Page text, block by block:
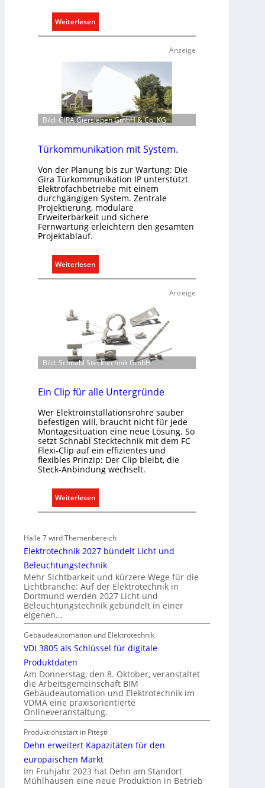
f
s
e
n
r
g
l
n
Weiterlesen
A
b
e
E
e
k
t
r
o
m
b
l
t
i
n
d
r
m
m
o
b
i
e
i
r
t
s
c
h
Anzeige
Bild: GIRA Giersiepen GmbH & Co. KG
Türkommunikation mit System.
Von der Planung bis zur Wartung: Die
Gira Türkommunikation IP unterstützt
Elektrofachbetriebe mit einem
durchgängigen System. Zentrale
Projektierung, modulare
Erweiterbarkeit und sichere
Fernwartung erleichtern den gesamten
Projektablauf.
Weiterlesen
T
o
m
m
u
i
a
t
i
o
n
m
i
S
s
t
e
m
.
Anzeige
Bild: Schnabl Stecktechnik GmbH
Ein Clip für alle Untergründe
Wer Elektroinstallationsrohre sauber
befestigen will, braucht nicht für jede
Montagesituation eine neue Lösung. So
setzt Schnabl Stecktechnik mit dem FC
Flexi-Clip auf ein effizientes und
flexibles Prinzip: Der Clip bleibt, die
Steck-Anbindung wechselt.
Weiterlesen
E
n
C
i
p
f
ü
r
a
l
e
U
n
t
e
r
g
r
ü
n
Halle 7 wird Themenbereich
Elektrotechnik 2027 bündelt Licht und
Beleuchtungstechnik
Mehr Sichtbarkeit und kürzere Wege für die
Lichtbranche: Auf der Elektrotechnik in
Dortmund werden 2027 Licht und
Beleuchtungstechnik gebündelt in einer
eigenen…
Gebäudeautomation und Elektrotechnik
VDI 3805 als Schlüssel für digitale
Produktdaten
Am Donnerstag, den 8. Oktober, veranstaltet
die Arbeitsgemeinschaft BIM
Gebäudeautomation und Elektrotechnik im
VDMA eine praxisorientierte
Onlineveranstaltung.
Produktionsstart in Piteşti
Dehn erweitert Kapazitäten für den
europäischen Markt
Im Frühjahr 2023 hat Dehn am Standort
Mühlhausen eine neue Produktion in Betrieb